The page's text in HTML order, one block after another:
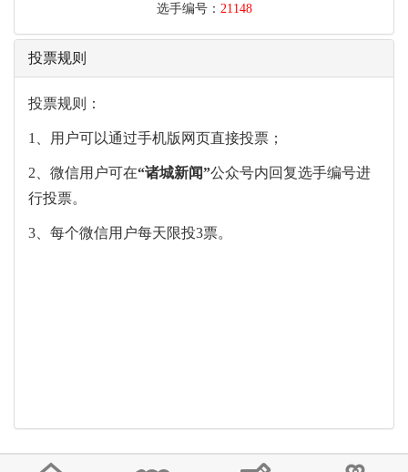
选手编号： 21148
投票规则
投票规则：
1、用户可以通过手机版网页直接投票；
2、微信用户可在“诸城新闻”公众号内回复选手编号进
行投票。
3、每个微信用户每天限投3票。